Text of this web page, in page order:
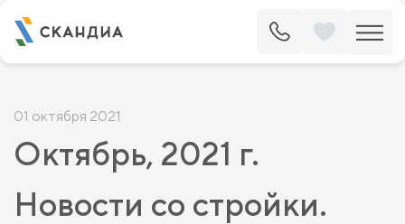
01 октября 2021
Октябрь, 2021 г.
Новости со стройки.